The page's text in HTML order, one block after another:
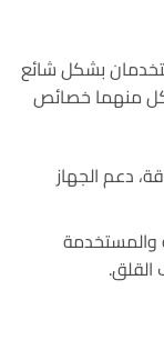
بشكل شائع
لكل منهما خصائص
دعم الجهاز